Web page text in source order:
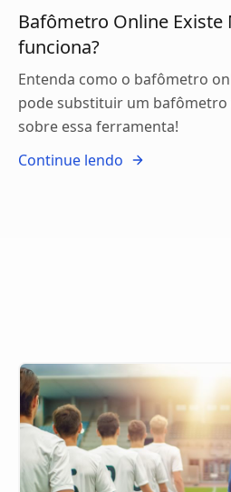
Bafômetro Online Existe
funciona?
Entenda como o bafômetro
pode substituir um bafômetro
sobre essa ferramenta!
Continue lendo